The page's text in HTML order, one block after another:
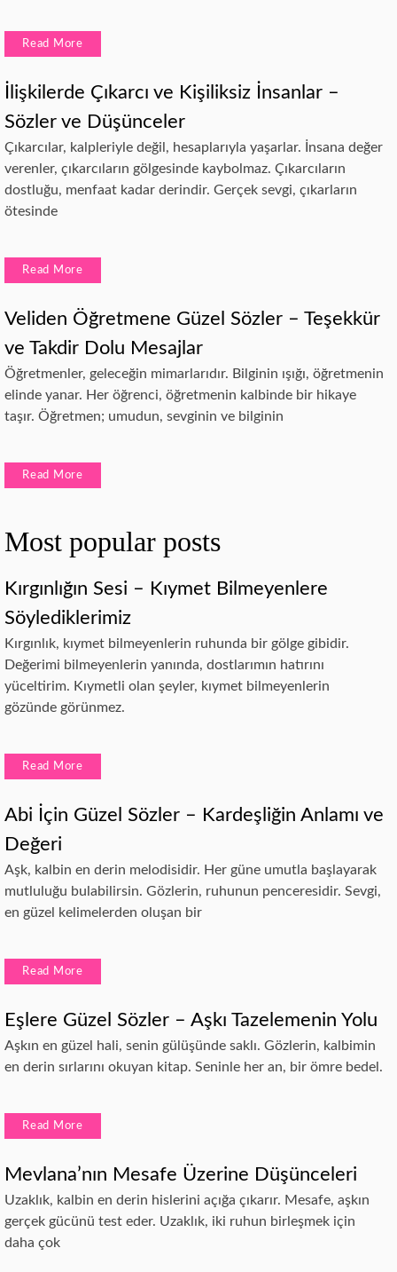
Read More
İlişkilerde Çıkarcı ve Kişiliksiz İnsanlar –
Sözler ve Düşünceler
Çıkarcılar, kalpleriyle değil, hesaplarıyla yaşarlar. İnsana değer
verenler, çıkarcıların gölgesinde kaybolmaz. Çıkarcıların
dostluğu, menfaat kadar derindir. Gerçek sevgi, çıkarların
ötesinde
Read More
Veliden Öğretmene Güzel Sözler – Teşekkür
ve Takdir Dolu Mesajlar
Öğretmenler, geleceğin mimarlarıdır. Bilginin ışığı, öğretmenin
elinde yanar. Her öğrenci, öğretmenin kalbinde bir hikaye
taşır. Öğretmen; umudun, sevginin ve bilginin
Read More
Most popular posts
Kırgınlığın Sesi – Kıymet Bilmeyenlere
Söylediklerimiz
Kırgınlık, kıymet bilmeyenlerin ruhunda bir gölge gibidir.
Değerimi bilmeyenlerin yanında, dostlarımın hatırını
yüceltirim. Kıymetli olan şeyler, kıymet bilmeyenlerin
gözünde görünmez.
Read More
Abi İçin Güzel Sözler – Kardeşliğin Anlamı ve
Değeri
Aşk, kalbin en derin melodisidir. Her güne umutla başlayarak
mutluluğu bulabilirsin. Gözlerin, ruhunun penceresidir. Sevgi,
en güzel kelimelerden oluşan bir
Read More
Eşlere Güzel Sözler – Aşkı Tazelemenin Yolu
Aşkın en güzel hali, senin gülüşünde saklı. Gözlerin, kalbimin
en derin sırlarını okuyan kitap. Seninle her an, bir ömre bedel.
Read More
Mevlana’nın Mesafe Üzerine Düşünceleri
Uzaklık, kalbin en derin hislerini açığa çıkarır. Mesafe, aşkın
gerçek gücünü test eder. Uzaklık, iki ruhun birleşmek için
daha çok